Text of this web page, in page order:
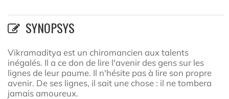
SYNOPSYS
Vikramaditya est un chiromancien aux talents
inégalés. Il a ce don de lire l'avenir des gens sur les
lignes de leur paume. Il n'hésite pas à lire son propre
avenir. De ses lignes, il sait une chose : il ne tombera
jamais amoureux.